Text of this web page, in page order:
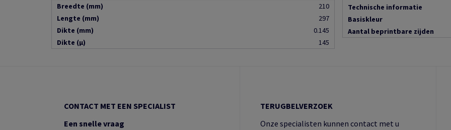
Breedte (mm)
210
Lengte (mm)
297
Dikte (mm)
0.145
Dikte (µ)
145
Technische informatie
Basiskleur
Aantal beprintbare zijden
CONTACT MET EEN SPECIALIST
Een snelle vraag
TERUGBELVERZOEK
Onze specialisten kunnen contact met u